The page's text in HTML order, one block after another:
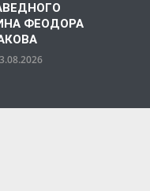
ФЕОДОРА